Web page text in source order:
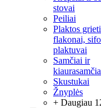
stovai
Peiliai
Plaktos
flakonai,
plaktuvai
Samčiai ir
Skustukai
Žnyplės
+ Daugiau